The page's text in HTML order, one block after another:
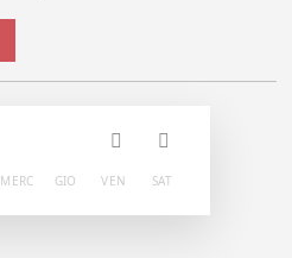
MERC GIO VEN SAT